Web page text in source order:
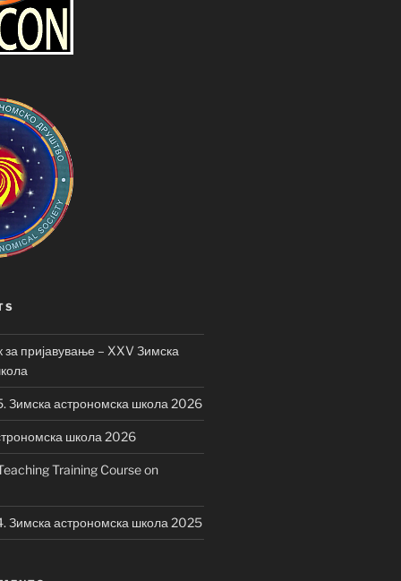
пријавување – XXV Зимска
Зимска астрономска школа 2026
школа 2026
Training Course on
Зимска астрономска школа 2025